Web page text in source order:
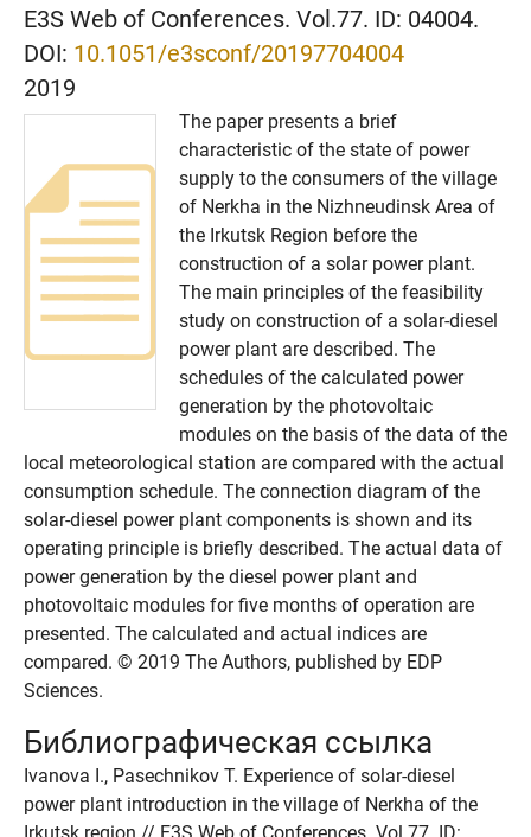
E3S Web of Conferences. Vol.77. ID: 04004.
DOI: 10.1051/e3sconf/20197704004
2019
The paper presents a brief
characteristic of the state of power
supply to the consumers of the village
of Nerkha in the Nizhneudinsk Area of
the Irkutsk Region before the
construction of a solar power plant.
The main principles of the feasibility
study on construction of a solar-diesel
power plant are described. The
schedules of the calculated power
generation by the photovoltaic
modules on the basis of the data of the
local meteorological station are compared with the actual
consumption schedule. The connection diagram of the
solar-diesel power plant components is shown and its
operating principle is briefly described. The actual data of
power generation by the diesel power plant and
photovoltaic modules for five months of operation are
presented. The calculated and actual indices are
compared. © 2019 The Authors, published by EDP
Sciences.
Библиографическая ссылка
Ivanova I., Pasechnikov T. Experience of solar-diesel
power plant introduction in the village of Nerkha of the